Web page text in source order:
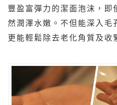
豐盈富彈力的潔面泡沫，即
然潤澤水嫩。不但能深入毛
更能輕鬆除去老化角質及收